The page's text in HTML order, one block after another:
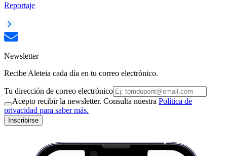
Reportaje
Newsletter
Recibe Aleteia cada día en tu correo electrónico.
Tu dirección de correo electrónico
Acepto recibir la newsletter. Consulta nuestra Política de
privacidad para saber más.
Inscribirse